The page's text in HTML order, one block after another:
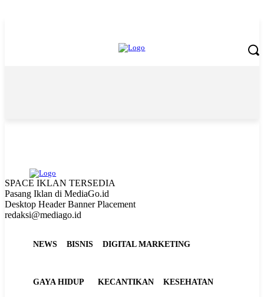
SPACE IKLAN TERSEDIA
Pasang Iklan di MediaGo.id
Desktop Header Banner Placement
redaksi@mediago.id
NEWS BISNIS DIGITAL MARKETING
GAYA HIDUP KECANTIKAN KESEHATAN